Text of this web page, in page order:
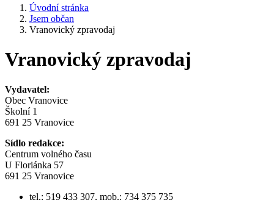
Úvodní stránka
Jsem občan
Vranovický zpravodaj
Vranovický zpravodaj
Vydavatel:
Obec Vranovice
Školní 1
691 25 Vranovice
Sídlo redakce:
Centrum volného času
U Floriánka 57
691 25 Vranovice
tel.: 519 433 307, mob.: 734 375 735